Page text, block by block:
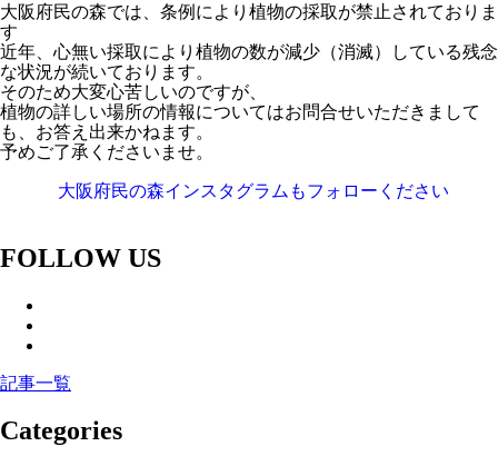
大阪府民の森では、条例により植物の採取が禁止されておりま
す
近年、心無い採取により植物の数が減少（消滅）している残念
な状況が続いております。
そのため大変心苦しいのですが、
植物の詳しい場所の情報についてはお問合せいただきまして
も、お答え出来かねます。
予めご了承くださいませ。
大阪府民の森インスタグラムもフォローください
FOLLOW US
記事一覧
Categories